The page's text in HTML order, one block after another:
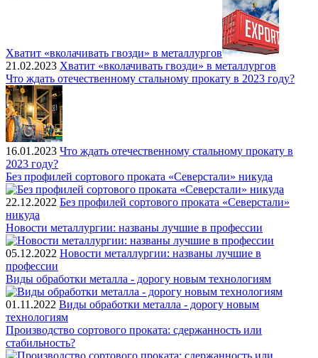
Хватит «вколачивать гвозди» в металлургов
21.02.2023 Хватит «вколачивать гвозди» в металлургов
Что ждать отечественному стальному прокату в 2023 году?
16.01.2023 Что ждать отечественному стальному прокату в
2023 году?
Без профилей сортового проката «Северстали» никуда
22.12.2022 Без профилей сортового проката «Северстали»
никуда
Новости металлургии: названы лучшие в профессии
05.12.2022 Новости металлургии: названы лучшие в
профессии
Виды обработки металла - дорогу новым технологиям
01.11.2022 Виды обработки металла - дорогу новым
технологиям
Производство сортового проката: сдержанность или
стабильность?